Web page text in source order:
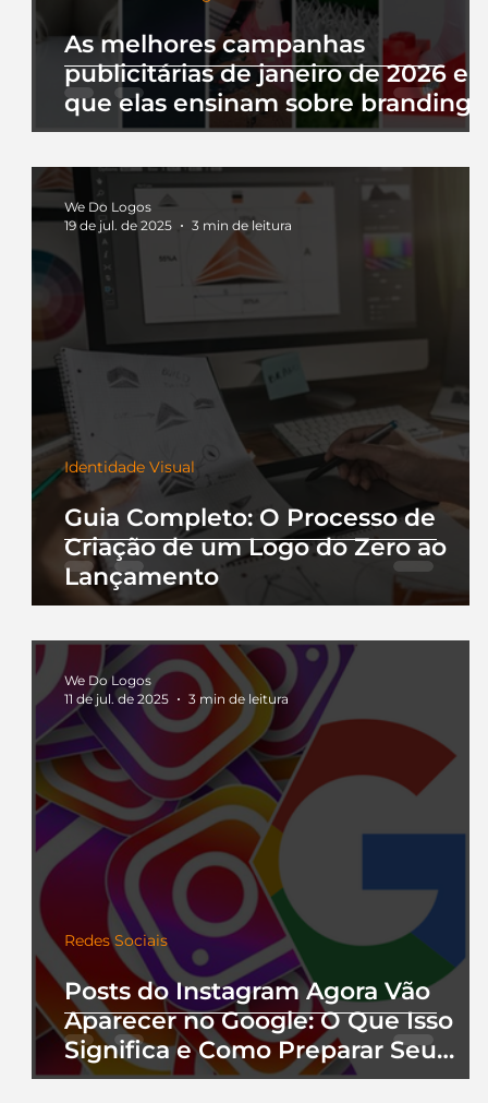
As melhores campanhas
publicitárias de janeiro de 2026 e
que elas ensinam sobre branding
Guia Completo: O Processo de
Criação de um Logo do Zero ao
Lançamento
Identidade Visual
We Do Logos
19 de jul. de 2025
3 min de leitura
Posts do Instagram Agora Vão
Aparecer no Google: O Que Isso
Significa e Como Preparar Seu
Perfil
Redes Sociais
We Do Logos
11 de jul. de 2025
3 min de leitura